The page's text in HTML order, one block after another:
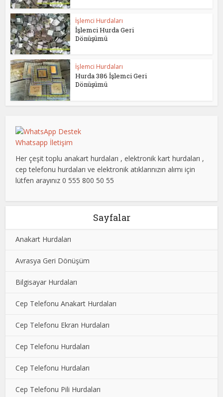
İşlemci Hurdaları
İşlemci Hurda Geri
Dönüşümü
İşlemci Hurdaları
Hurda 386 İşlemci Geri
Dönüşümü
Whatsapp İletişim
Her çeşit toplu anakart hurdaları , elektronik kart hurdaları ,
cep telefonu hurdaları ve elektronik atıklarınızın alımı için
lütfen arayınız 0 555 800 50 55
Sayfalar
Anakart Hurdaları
Avrasya Geri Dönüşüm
Bilgisayar Hurdaları
Cep Telefonu Anakart Hurdaları
Cep Telefonu Ekran Hurdaları
Cep Telefonu Hurdaları
Cep Telefonu Hurdaları
Cep Telefonu Pili Hurdaları